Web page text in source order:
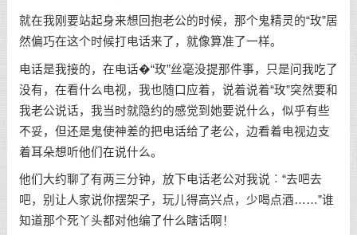
就在我刚要站起身来想回抱老公的时候，那个鬼精灵的“玫”居
然偏巧在这个时候打电话来了，就像算准了一样。
电话是我接的，在电话�“玫”丝毫没提那件事，只是问我吃了
没有，在看什么电视，我也随口应着，说着说着“玫”突然要和
我老公说话，我当时就隐约的感觉到她要说什么，似乎有些
不妥，但还是鬼使神差的把电话给了老公，边看着电视边支
着耳朵想听他们在说什么。
他们大约聊了有两三分钟，放下电话老公对我说︰“去吧去
吧，别让人家说你摆架子，玩儿得高兴点，少喝点酒……”谁
知道那个死丫头都对他编了什么瞎话啊！